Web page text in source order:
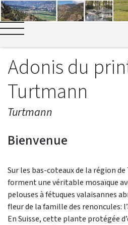
Adonis du
Turtmann
Turtmann
Bienvenue
Sur les bas-coteaux de la région
forment une véritable mosaïque
pelouses à fétuques valaisannes
fleur de la famille des renoncules:
En Suisse, cette plante protégée